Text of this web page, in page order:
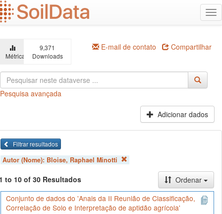
Ir
para
o
principal
Métricas
9,371
Downloads
E-mail de contato Compartilhar
Pesquisa avançada
Adicionar dados
Filtrar resultados
Autor (Nome): Bloise, Raphael Minotti
to 10 of 30 Resultados
Ordenar
Conjunto de dados do 'Anais da II Reunião de Classificação,
Correlação de Solo e Interpretação de aptidão agrícola'